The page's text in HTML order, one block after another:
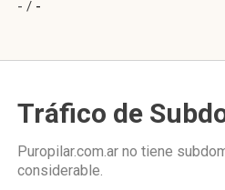
- / -
Tráfico de
Puropilar.com.ar no tiene
considerable.